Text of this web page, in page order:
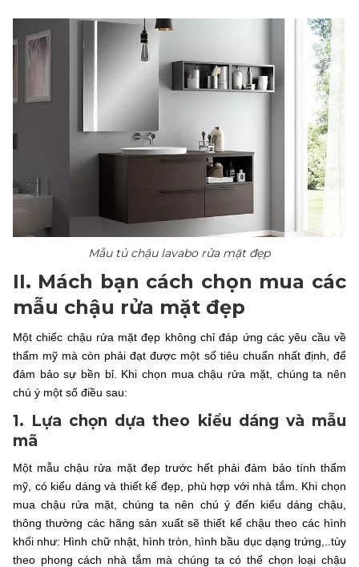
Mẫu tủ chậu lavabo rửa mặt đẹp
II. Mách bạn cách chọn mua các
mẫu chậu rửa mặt đẹp
Một chiếc chậu rửa mặt đẹp không chỉ đáp ứng các yêu cầu về
thẩm mỹ mà còn phải đạt được một số tiêu chuẩn nhất định, để
đảm bảo sự bền bỉ. Khi chọn mua chậu rửa mặt, chúng ta nên
chú ý một số điều sau:
1. Lựa chọn dựa theo kiểu dáng và mẫu
mã
Một mẫu chậu rửa mặt đẹp trước hết phải đảm bảo tính thẩm
mỹ, có kiểu dáng và thiết kế đẹp, phù hợp với nhà tắm. Khi chọn
mua chậu rửa mặt, chúng ta nên chú ý đến kiểu dáng chậu,
thông thường các hãng sản xuất sẽ thiết kế chậu theo các hình
khối như: Hình chữ nhật, hình tròn, hình bầu dục dạng trứng,..tùy
theo phong cách nhà tắm mà chúng ta có thể chọn loại chậu